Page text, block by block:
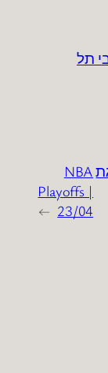
תל
NBA
Playoffs |
23/04
→